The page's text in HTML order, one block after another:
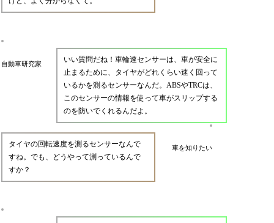
自動車研究家
いい質問だね！車輪速センサーは、車が安全に
止まるために、タイヤがどれくらい速く回って
いるかを測るセンサーなんだ。ABSやTRCは、
このセンサーの情報を使って車がスリップする
のを防いでくれるんだよ。
車を知りたい
タイヤの回転速度を測るセンサーなんで
すね。でも、どうやって測っているんで
すか？